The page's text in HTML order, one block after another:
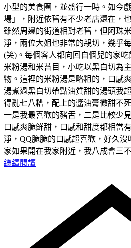
小型的美食圈，並盛行一時。如今
場」，附近依舊有不少老店還在，
雖然周邊的街道相對老舊，但阿珠
淨，兩位大姐也非常的親切，幾乎
(笑)。每個客人都向回自個兒的家
米粉湯和米苔目，小吃以黑白切為
物。這裡的米粉湯是略粗的，口感
湯煮過黑白切帶點油質甜的湯頭我
得亂七八糟，配上的醬油膏微甜不
一是我最喜歡的豬舌，二是比較少
口感爽脆鮮甜，口感和甜度都相當
淨，QQ脆脆的口感超喜歡，好久
家如果開在我家附近，我八成會三
繼續閱讀